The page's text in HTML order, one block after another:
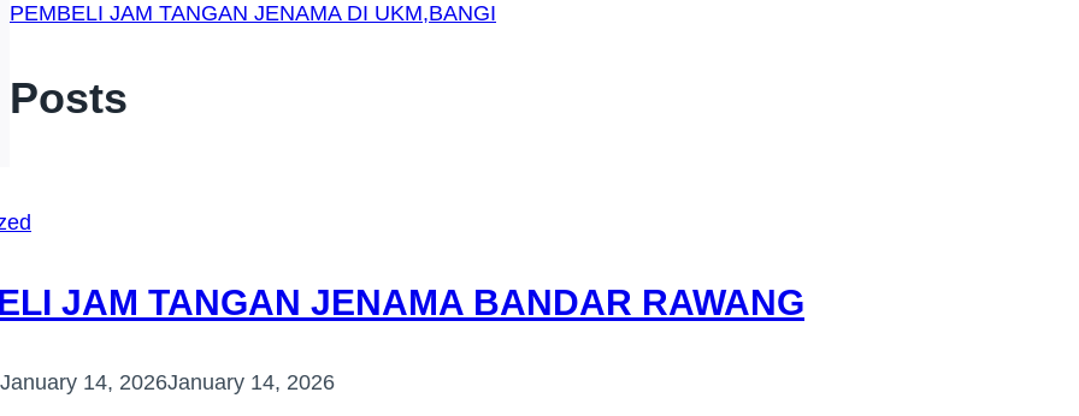
PEMBELI JAM TANGAN JENAMA DI UKM,BANGI
JAM TANGAN JENAMA BANDAR RAWANG
January 14, 2026January 14, 2026